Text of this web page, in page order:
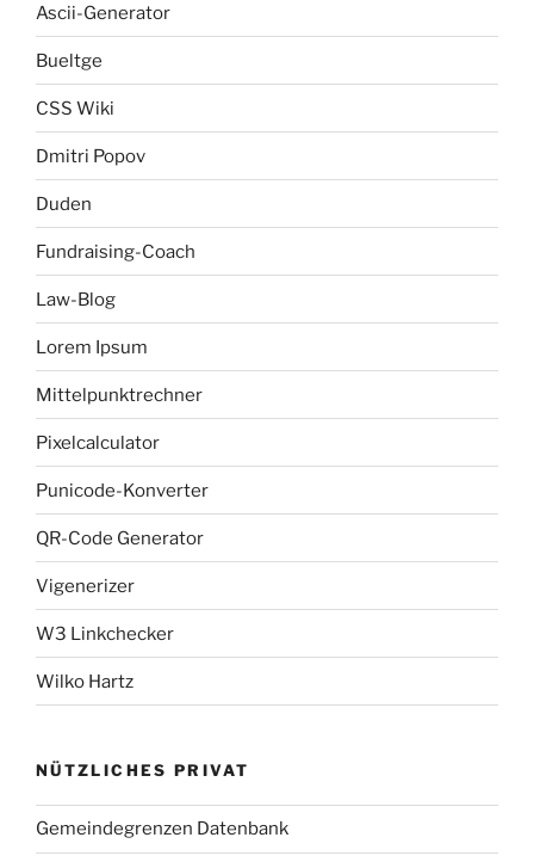
Ascii-Generator
Bueltge
CSS Wiki
Dmitri Popov
Duden
Fundraising-Coach
Law-Blog
Lorem Ipsum
Mittelpunktrechner
Pixelcalculator
Punicode-Konverter
QR-Code Generator
Vigenerizer
W3 Linkchecker
Wilko Hartz
NÜTZLICHES PRIVAT
Gemeindegrenzen Datenbank